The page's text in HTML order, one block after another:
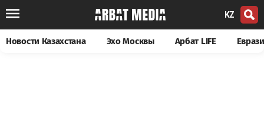
KZ
Новости Казахстана Эхо Москвы Арбат LIFE